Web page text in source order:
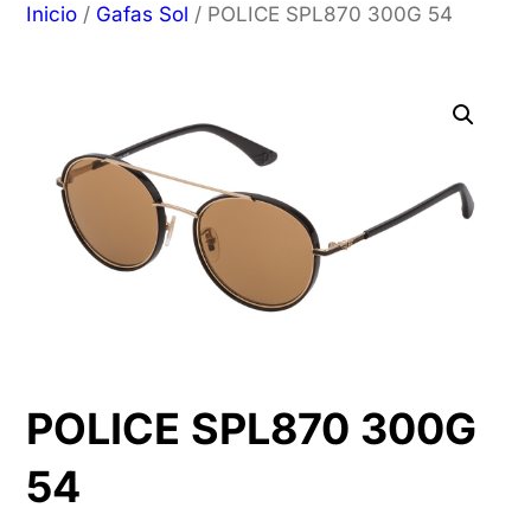
Inicio / Gafas Sol / POLICE SPL870 300G 54
POLICE SPL870 300G
54